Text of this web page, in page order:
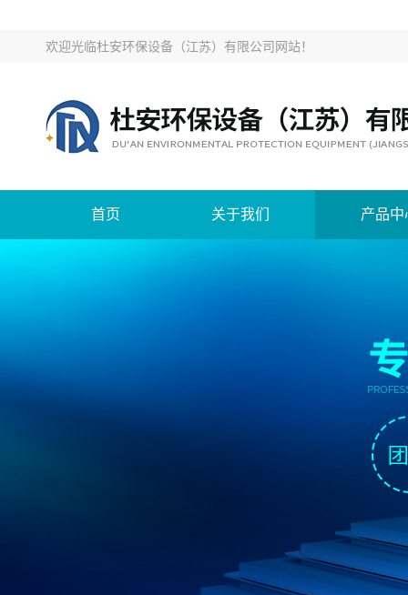
欢迎光临杜安环保设备（江苏）有限公司网站！
首页 关于我们 产品中